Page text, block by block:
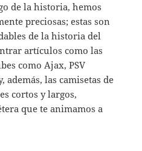
de la historia, hemos
preciosas; estas son
de la historia del
artículos como las
como Ajax, PSV
además, las camisetas de
cortos y largos,
que te animamos a